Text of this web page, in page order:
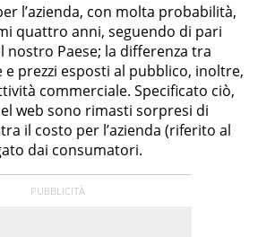
l’azienda, con molta probabilità,
quattro anni, seguendo di pari
nostro Paese; la differenza tra
prezzi esposti al pubblico, inoltre,
commerciale. Specificato ciò,
web sono rimasti sorpresi di
il costo per l’azienda (riferito al
dai consumatori.